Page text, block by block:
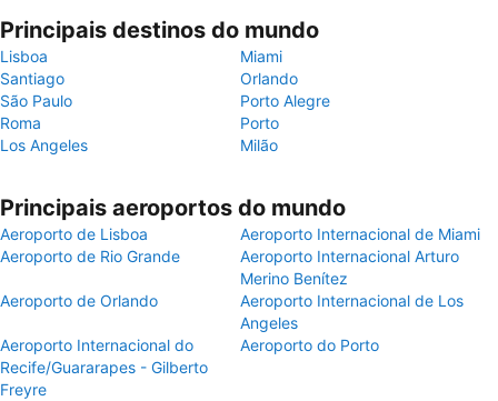
Principais destinos do mundo
Lisboa
Miami
Santiago
Orlando
São Paulo
Porto Alegre
Roma
Porto
Los Angeles
Milão
Principais aeroportos do mundo
Aeroporto de Lisboa
Aeroporto Internacional de Miami
Aeroporto de Rio Grande
Aeroporto Internacional Arturo
Merino Benítez
Aeroporto de Orlando
Aeroporto Internacional de Los
Angeles
Aeroporto Internacional do
Recife/Guararapes - Gilberto
Freyre
Aeroporto do Porto